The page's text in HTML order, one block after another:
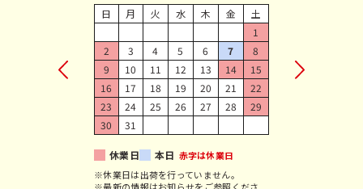
日 月 火 水 木 金
土
1
2
3 4 5 6 7
8
9
10 11 12 13 14
15
16
17 18 19 20 21
22
23
24 25 26 27 28
29
30
31
休業日 本日 赤字は休業日
※休業日は出荷を行っていません。